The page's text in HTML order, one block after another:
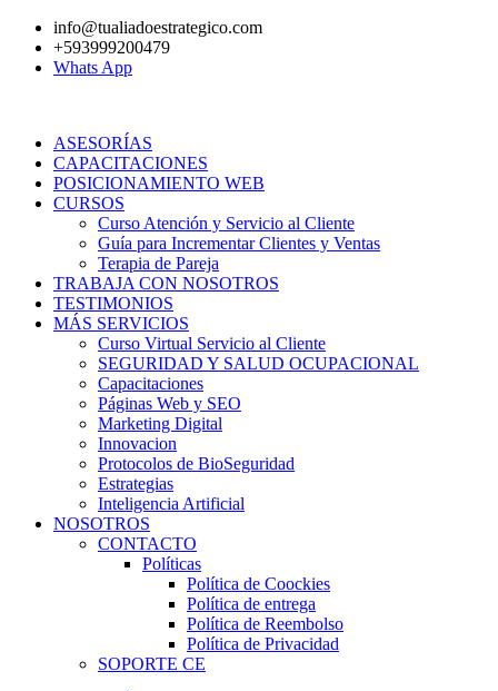
contenido
info@tualiadoestrategico.com
+593999200479
Whats App
ASESORÍAS
CAPACITACIONES
POSICIONAMIENTO WEB
CURSOS
Curso Atención y Servicio al Cliente
Guía para Incrementar Clientes y Ventas
Terapia de Pareja
TRABAJA CON NOSOTROS
TESTIMONIOS
MÁS SERVICIOS
Curso Virtual Servicio al Cliente
SEGURIDAD Y SALUD OCUPACIONAL
Capacitaciones
Páginas Web y SEO
Marketing Digital
Innovacion
Protocolos de BioSeguridad
Estrategias
Inteligencia Artificial
NOSOTROS
CONTACTO
Políticas
Política de Coockies
Política de entrega
Política de Reembolso
Política de Privacidad
SOPORTE CE